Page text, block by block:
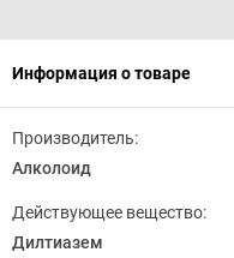
Информация о товаре
Производитель:
Алколоид
Действующее вещество:
Дилтиазем